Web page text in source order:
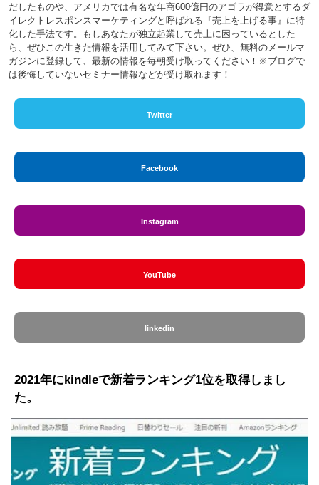
だしたものや、アメリカでは有名な年商600億円のアゴラが得意とするダ
イレクトレスポンスマーケティングと呼ばれる『売上を上げる事』に特
化した手法です。もしあなたが独立起業して売上に困っているとした
ら、ぜひこの生きた情報を活用してみて下さい。ぜひ、無料のメールマ
ガジンに登録して、最新の情報を毎朝受け取ってください！※ブログで
は後悔していないセミナー情報などが受け取れます！
Twitter
Facebook
Instagram
YouTube
linkedin
2021年にkindleで新着ランキング1位を取得しまし
た。